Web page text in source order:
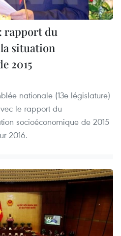
rapport du
situation
2015
nationale (13e législature)
le rapport du
socioéconomique de 2015
2016.